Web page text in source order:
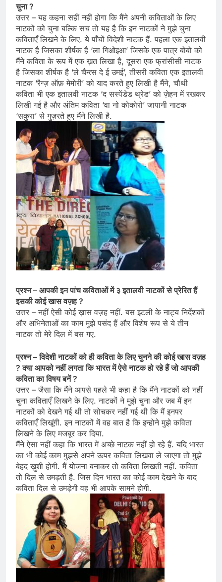
चुना ?
उत्तर – यह कहना सहीं नहीं होगा कि मैंने अपनी कविताओं के लिए
नाटकों को चुना बल्कि सच तो यह है कि इन नाटकों ने मुझे चुना
कविताएँ लिखने के लिए. ये पाँचों विदेशी नाटक हैं. पहला एक इतालवी
नाटक है जिसका शीर्षक है ‘ला गिओइआ’ जिसके एक पात्र बोबो को
मैंने कविता के रूप में एक ख़त लिखा है, दूसरा एक फ्रांसीसी नाटक
है जिसका शीर्षक है ‘ले चैन्त्स दे ई उमई’, तीसरी कविता एक इतालवी
नाटक ‘रैग्ज़ ऑफ़ मेमोरी’ को याद करते हुए लिखी है मैंने, चौथी
कविता भी एक इतालवी नाटक ‘द सस्पेंडेड थ्रेड’ को ज़ेहन में रखकर
लिखी गई है और अंतिम कविता ‘वा नो कोकोरो’ जापानी नाटक
‘सकुरा’ से गुज़रते हुए मैंने लिखी है.
प्रश्न – आपकी इन पांच कविताओं में ३ इतालवी नाटकों से प्रेरित हैं
इसकी कोई खास वज़ह ?
उत्तर – नहीं ऐसी कोई ख़ास वज़ह नहीं. बस इटली के नाट्य निर्देशकों
और अभिनेताओं का काम मुझे पसंद हैं और विशेष रूप से ये तीन
नाटक तो मेरे दिल में बस गए.
प्रश्न – विदेशी नाटकों को ही कविता के लिए चुनने की कोई खास वज़ह
? क्या आपको नहीं लगता कि भारत में ऐसे नाटक हो रहे हैं जो आपकी
कविता का विषय बनें ?
उत्तर – जैसा कि मैंने आपसे पहले भी कहा है कि मैंने नाटकों को नहीं
चुना कविताएँ लिखने के लिए. नाटकों ने मुझे चुना और जब मैं इन
नाटकों को देखने गई थी तो सोचकर नहीं गई थी कि मैं इनपर
कविताएँ लिखूंगी. इन नाटकों में वह बात है कि इन्होने मुझे कविता
लिखने के लिए मजबूर कर दिया.
मैंने ऐसा नहीं कहा कि भारत में अच्छे नाटक नहीं हो रहे हैं. यदि भारत
का भी कोई काम मुझसे अपने ऊपर कविता लिखवा ले जाएगा तो मुझे
बेहद ख़ुशी होगी. मैं योजना बनाकर तो कविता लिखती नहीं. कविता
तो दिल से उमड़ती है. जिस दिन भारत का कोई काम देखने के बाद
कविता दिल से उमड़ेगी वह भी आपके सामने होगी.